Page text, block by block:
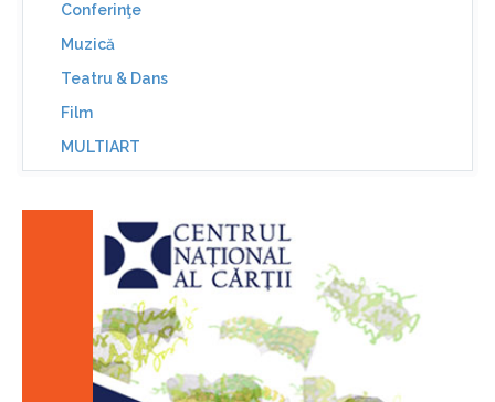
Conferinţe
Muzică
Teatru & Dans
Film
MULTIART